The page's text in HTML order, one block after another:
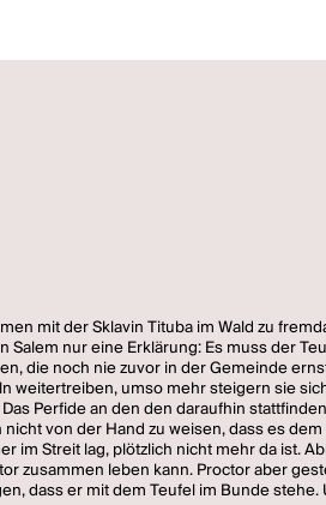
mit der Sklavin Tituba im Wald zu
nur eine Erklärung: Es muss der
die noch nie zuvor in der Gemeinde
weitertreiben, umso mehr steigern sie
Perfide an den den daraufhin
von der Hand zu weisen, dass es
Streit lag, plötzlich nicht mehr da ist.
zusammen leben kann. Proctor aber
dass er mit dem Teufel im Bunde stehe.